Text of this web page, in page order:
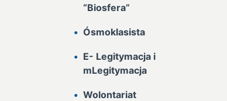
“Biosfera”
Ósmoklasista
E- Legitymacja i
mLegitymacja
Wolontariat